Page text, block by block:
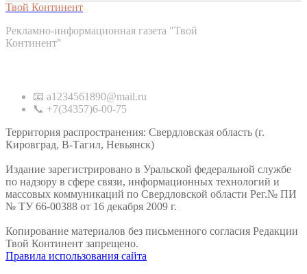
Твой Континент
Рекламно-информационная газета "Твой
Континент"
📧 a1234561890@mail.ru
📞 +7(34357)6-00-75
Территория распространения: Свердловская область (г.
Кировград, В-Тагил, Невьянск)
Издание зарегистрировано в Уральской федеральной службе
по надзору в сфере связи, информационных технологий и
массовых коммуникаций по Свердловской области Рег.№ ПИ
№ ТУ 66-00388 от 16 декабря 2009 г.
Копирование материалов без письменного согласия Редакции
Твой Континент запрещено.
Правила использования сайта